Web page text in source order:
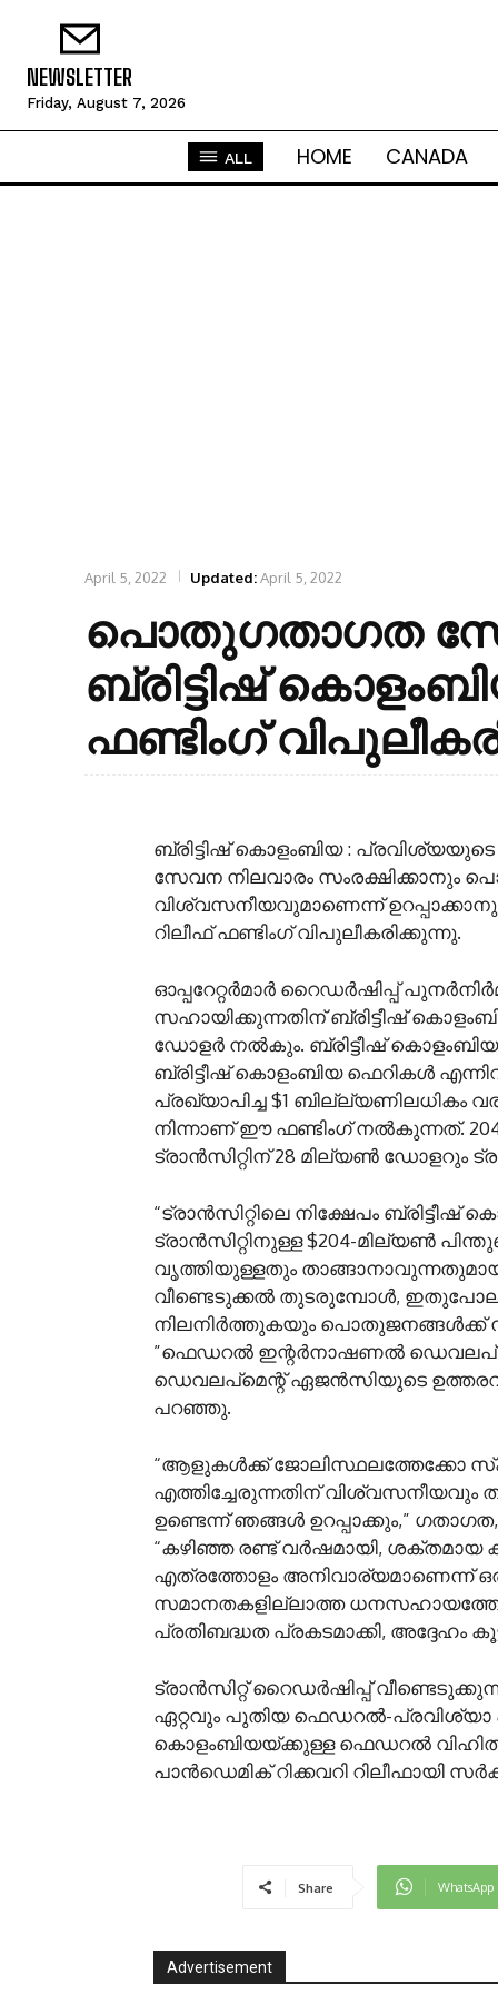
NEWSLETTER
Friday, August 7, 2026
ALL HOME CANADA
April 5, 2022 Updated:April 5, 2022
പൊതുഗതാഗത
ബ്രിട്ടിഷ്
ഫണ്ടിംഗ്
ബ്രിട്ടിഷ് കൊളംബിയ :
സേവന നിലവാരം സംരക്ഷിക്കാനും
വിശ്വസനീയവുമാണെന്ന്
റിലീഫ് ഫണ്ടിംഗ് വിപുലീകരിക്കുന്നു.
ഓപ്പറേറ്റർമാർ റൈഡർഷിപ്പ്
സഹായിക്കുന്നതിന് ബ്രിട്ടീഷ്
ഡോളർ നൽകും. ബ്രിട്ടീഷ് കൊളംബിയ
ബ്രിട്ടീഷ് കൊളംബിയ ഫെറികൾ
പ്രഖ്യാപിച്ച $1 ബില്ല്യണിലധികം
നിന്നാണ് ഈ ഫണ്ടിംഗ് നൽകുന്നത്.
ട്രാൻസിറ്റിന് 28 മില്യൺ ഡോളറും
“ട്രാൻസിറ്റിലെ നിക്ഷേപം
ട്രാൻസിറ്റിനുള്ള $204-മില്യൺ
വൃത്തിയുള്ളതും താങ്ങാനാവുന്നതുമായ
വീണ്ടെടുക്കൽ തുടരുമ്പോൾ,
നിലനിർത്തുകയും പൊതുജനങ്ങൾക്ക്
”ഫെഡറൽ ഇന്റർനാഷണൽ
ഡെവലപ്‌മെന്റ് ഏജൻസിയുടെ
പറഞ്ഞു.
“ആളുകൾക്ക് ജോലിസ്ഥലത്തേക്കോ
എത്തിച്ചേരുന്നതിന് വിശ്വസനീയവും
ഉണ്ടെന്ന് ഞങ്ങൾ ഉറപ്പാക്കും,”
“കഴിഞ്ഞ രണ്ട് വർഷമായി, ശക്തമായ
എത്രത്തോളം അനിവാര്യമാണെന്ന്
സമാനതകളില്ലാത്ത
പ്രതിബദ്ധത പ്രകടമാക്കി, അദ്ദേഹം
ട്രാൻസിറ്റ് റൈഡർഷിപ്പ്
ഏറ്റവും പുതിയ ഫെഡറൽ-പ്രവിശ്യാ
കൊളംബിയയ്ക്കുള്ള ഫെഡറൽ
പാൻഡെമിക് റിക്കവറി റിലീഫായി
Share WhatsApp
Advertisement